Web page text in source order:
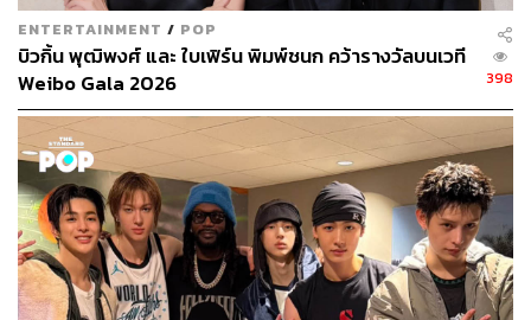
ด้านมิวสิกวิดีโอของเพลง ห้องสี่มุมซ้าย ยังได้นักแสดงสาว
มากฝีมือ ใบเฟิร์น-พิมพ์ชนก ลือวิเศษไพบูลย์ และนักแสดง
หนุ่มหน้าใส บลู-พงศ์ทิวัตถ์ ตั้งวันเจริญ มาประกบคู่กันเรียง
ร้อยและถ่ายทอดเรื่องราวความรักของบทเพลงสี่ห้องมุมซ้าย
ได้อย่างลงตัว
ปาล์มมี่ยังได้เล่าถึงซิงเกิล ห้องสี่มุมซ้าย เอาไว้ว่า เดิมทีเพลง
นี้เป็นเพียง Demo ที่เธอคิดว่าอาจจะไม่ได้ใช้บันทึกเสียง
ENTERTAINMENT / POP
บิวกิ้น พุฒิพงศ์ และ ใบเฟิร์น พิมพ์ชนก คว้ารางวัลบนเวที
Weibo Gala 2026
398